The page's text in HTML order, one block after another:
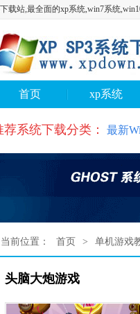
载站,最全面的xp系统,win7系统
首页 xp系统
荐系统下载分类： 最新
当前位置： 首页 > 单机游戏
头脑大炮游戏